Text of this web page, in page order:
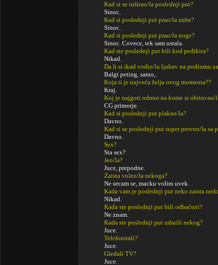
Kad si se tuširao/la poslednji put?
Sinoc.
Kad si poslednji put prao/la zube?
Sinoc.
Kad si poslednji put prao/la noge?
Sinoc. Covece, tek sam ustala.
Kad ste poslednji put bili kod pedikira?
Nikad.
Da li si ikad vodio/la ljubav na podiumu
Balgi peting, samo,.
Koja ti je najveća želja ovog momenta??
Kraj.
Koj je najgori odmor na kome si obitavao/
CG primorje.
Kad si poslednji put plakao/la?
Davno.
Kad si se poslednji put super proveo/la sa
Davno.
Sex?
Sta sex?
Jeo/la?
Juce, prepodne.
Zaista voleo/la nekoga?
Ne secam se, macku volim uvek.
Kada vam je poslednji put neko zaista
Nikad.
Kada ste poslednji put bili odbačeni?
Ne znam.
Kada ste poslednji put udarili nekog?
Juce.
Telefonirali?
Juce.
Gledali TV?
Juce.